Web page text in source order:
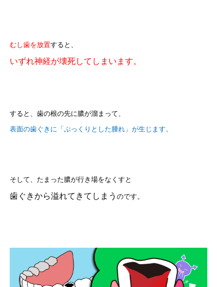
むし歯を放置すると、
いずれ神経が壊死してしまいます。
すると、歯の根の先に膿が溜まって、
表面の歯ぐきに「ぷっくりとした腫れ」が生じます。
そして、たまった膿が行き場をなくすと
歯ぐきから溢れてきてしまう のです。